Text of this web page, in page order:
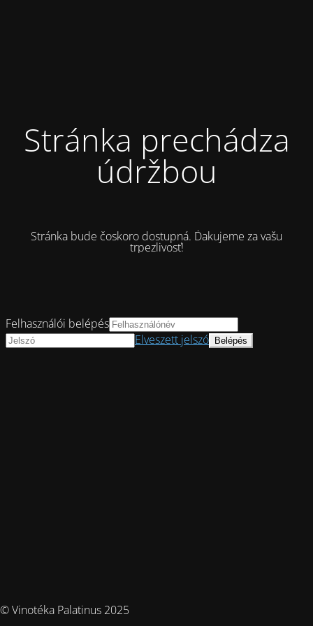
Stránka prechádza
údržbou
Stránka bude čoskoro dostupná. Ďakujeme za vašu
trpezlivosť!
© Vinotéka Palatinus 2025
Felhasználói belépés
Elveszett jelszó